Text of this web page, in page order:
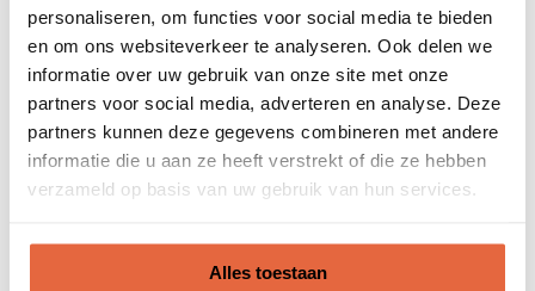
personaliseren, om functies voor social media te bieden
en om ons websiteverkeer te analyseren. Ook delen we
informatie over uw gebruik van onze site met onze
partners voor social media, adverteren en analyse. Deze
partners kunnen deze gegevens combineren met andere
informatie die u aan ze heeft verstrekt of die ze hebben
verzameld op basis van uw gebruik van hun services.
Alles toestaan